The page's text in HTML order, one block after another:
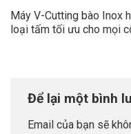
Máy V-Cutting bào Inox
loại tấm tối ưu cho mọi
Để lại một bình
Email của bạn sẽ